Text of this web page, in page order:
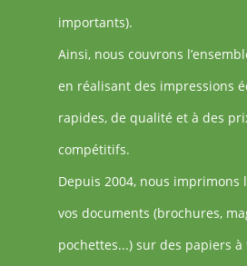
importants).
Ainsi, nous couvrons
en réalisant des impressions
rapides, de qualité et à des
compétitifs.
Depuis 2004, nous imprimons
vos documents (brochures,
pochettes...) sur des papiers à